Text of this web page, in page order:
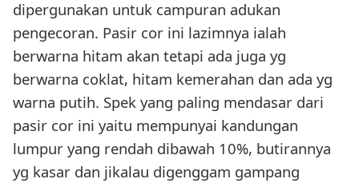
dipergunakan untuk campuran adukan
pengecoran. Pasir cor ini lazimnya ialah
berwarna hitam akan tetapi ada juga yg
berwarna coklat, hitam kemerahan dan ada yg
warna putih. Spek yang paling mendasar dari
pasir cor ini yaitu mempunyai kandungan
lumpur yang rendah dibawah 10%, butirannya
yg kasar dan jikalau digenggam gampang